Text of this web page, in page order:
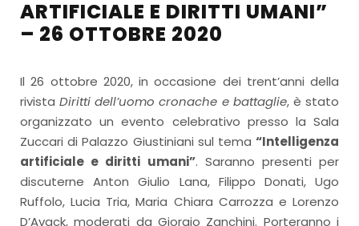
ARTIFICIALE E DIRITTI UMANI”
– 26 OTTOBRE 2020
Il 26 ottobre 2020, in occasione dei trent’anni della
rivistaDiritti dell’uomo cronache e battaglie, è stato
organizzato un evento celebrativo presso la Sala
Zuccari di Palazzo Giustiniani sul tema “Intelligenza
artificiale e diritti umani”. Saranno presenti per
discuterne Anton Giulio Lana, Filippo Donati, Ugo
Ruffolo, Lucia Tria, Maria Chiara Carrozza e Lorenzo
D’Avack, moderati da Giorgio Zanchini. Porteranno i